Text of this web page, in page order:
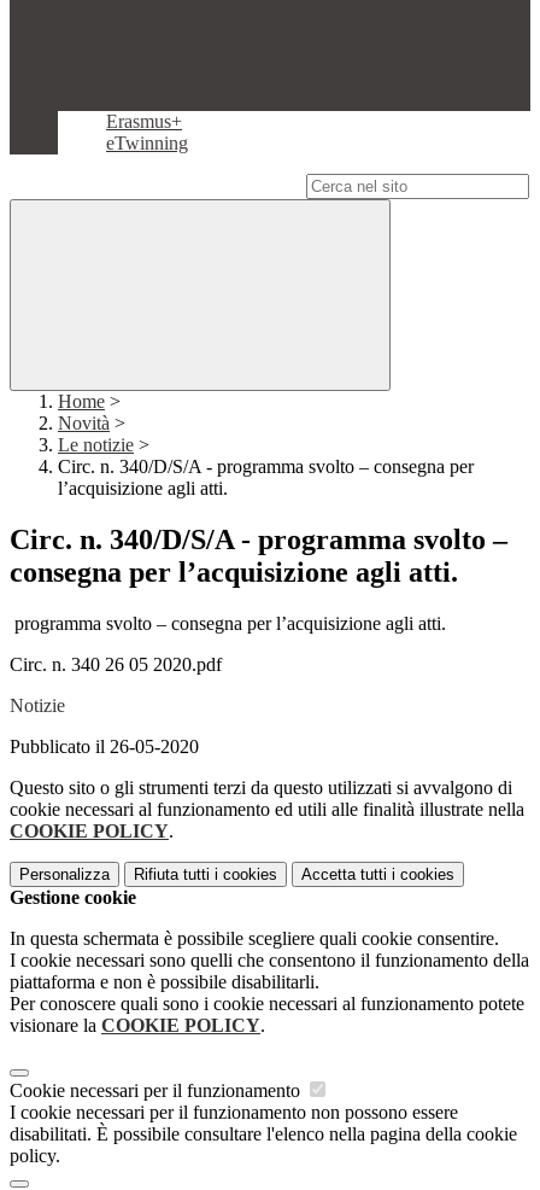
Erasmus+
eTwinning
Home >
Novità >
Le notizie >
Circ. n. 340/D/S/A - programma svolto – consegna per
l’acquisizione agli atti.
Circ. n. 340/D/S/A - programma svolto –
consegna per l’acquisizione agli atti.
programma svolto – consegna per l’acquisizione agli atti.
Circ. n. 340 26 05 2020.pdf
Notizie
Pubblicato il 26-05-2020
Questo sito o gli strumenti terzi da questo utilizzati si avvalgono di
cookie necessari al funzionamento ed utili alle finalità illustrate nella
COOKIE POLICY.
Personalizza Rifiuta tutti i cookies Accetta tutti i cookies
Gestione cookie
In questa schermata è possibile scegliere quali cookie consentire.
I cookie necessari sono quelli che consentono il funzionamento della
piattaforma e non è possibile disabilitarli.
Per conoscere quali sono i cookie necessari al funzionamento potete
visionare la COOKIE POLICY.
Cookie necessari per il funzionamento
I cookie necessari per il funzionamento non possono essere
disabilitati. È possibile consultare l'elenco nella pagina della cookie
policy.